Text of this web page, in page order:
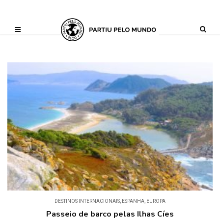
('AI_CONTENT_MARKER_NO_GET_SIDEBAR', true);
DESTINOS INTERNACIONAIS, ESPANHA, EUROPA
Passeio de barco pelas Ilhas Cíes